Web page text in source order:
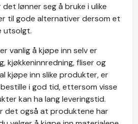
lønner seg å bruke i ulike
til gode alternativer dersom et
utsolgt.
vanlig å kjøpe inn selv er
kjøkkeninnredning, fliser og
kjøpe inn slike produkter, er
i god tid, ettersom visse
kan ha lang leveringstid.
det også at produktene har